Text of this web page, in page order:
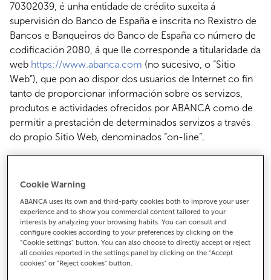
70302039, é unha entidade de crédito suxeita á
supervisión do Banco de España e inscrita no Rexistro de
Bancos e Banqueiros do Banco de España co número de
codificación 2080, á que lle corresponde a titularidade da
web https://www.abanca.com (no sucesivo, o “Sitio
Web”), que pon ao dispor dos usuarios de Internet co fin
tanto de proporcionar información sobre os servizos,
produtos e actividades ofrecidos por ABANCA como de
permitir a prestación de determinados servizos a través
do propio Sitio Web, denominados “on-line”.
47803, inscrición 1ª.
Con data 17 de marzo de 2016 (data da súa publicación
no BORME), modificouse a páxina web corporativa. O
novo dominio éwww.abancacorporacionbancaria.com
tal e como se acordou polo
Cookie Warning
ABANCA uses its own and third-party cookies both to improve your user
experience and to show you commercial content tailored to your
interests by analyzing your browsing habits. You can consult and
configure cookies according to your preferences by clicking on the
"Cookie settings" button. You can also choose to directly accept or reject
all cookies reported in the settings panel by clicking on the "Accept
cookies" or "Reject cookies" button.